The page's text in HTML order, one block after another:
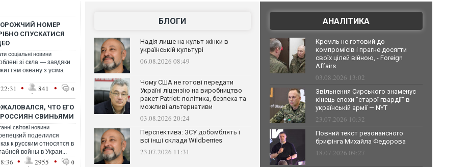
НОМЕР
СПУСКАТИСЯ
соціальні новини
зі скла — завдяки
океану з усіма
• 841 • 0
ЧТО ЕГО
СВИНЬЯМИ
світові новини
поделился
к русским относятся в
войны в Украи...
• 2955 • 0
БЛОГИ
Надія лише на культ жінки в
українській культурі
06.08.2026 08:49
Чому США не готові передати
Україні ліцензію на виробництво
ракет Patriot: політика, безпека та
можливі альтернативи
03.08.2026 20:24
Перспектива: ЗСУ добомблять і
всі інші склади Wildberries
23.07.2026 11:31
АНАЛІТИКА
Кремль не готовий до
компромісів і прагне досягти
своїх цілей війною, - Foreign
Affairs
03.08.2026 13:02
Звільнення Сирського знаменує
кінець епохи "старої гвардії" в
українській армії — NYT
23.07.2026 10:32
Повний текст резонансного
брифінга Михайла Федорова
18.07.2026 09:27